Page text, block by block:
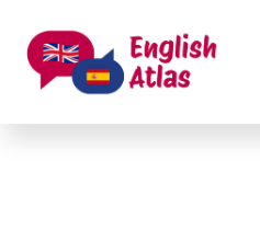
contenido